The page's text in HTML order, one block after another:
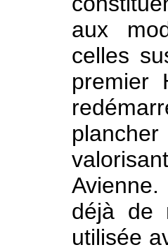
aux
celles
premier
déjà de
utilisée